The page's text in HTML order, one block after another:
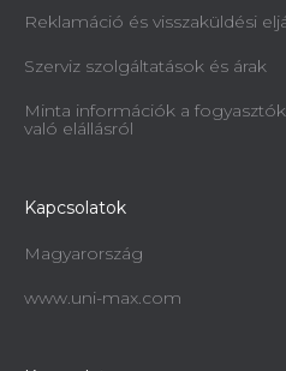
Reklamáció és visszaküldési
Szerviz szolgáltatások és árak
Minta információk a
való elállásról
Kapcsolatok
Magyarország
www.uni-max.com